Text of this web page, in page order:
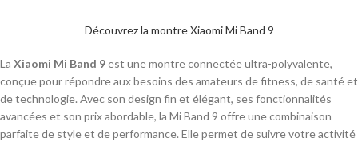
Découvrez la montre Xiaomi Mi Band 9
La Xiaomi Mi Band 9est une montre connectée ultra-polyvalente,
conçue pour répondre aux besoins des amateurs de fitness, de santé et
de technologie. Avec son design fin et élégant, ses fonctionnalités
avancées et son prix abordable, la Mi Band 9 offre une combinaison
parfaite de style et de performance. Elle permet de suivre votre activité